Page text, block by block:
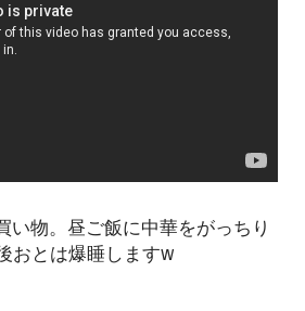
い物。昼ご飯に中華をがっちり
おとは爆睡しますw